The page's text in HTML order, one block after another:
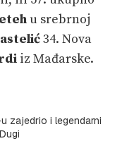
u srebrnoj
34. Nova
iz Mađarske.
zajedrio i legendarni